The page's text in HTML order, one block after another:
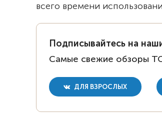
всего времени
Подписывайтесь на
Самые свежие обзоры
ДЛЯ ВЗРОСЛЫХ